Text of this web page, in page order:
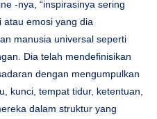
-nya, “inspirasinya sering
atau emosi yang dia
manusia universal seperti
Dia telah mendefinisikan
dengan mengumpulkan
kunci, tempat tidur, ketentuan,
dalam struktur yang